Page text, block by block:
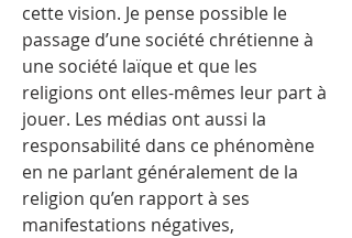
cette vision. Je pense possible le
passage d’une société chrétienne à
une société laïque et que les
religions ont elles-mêmes leur part à
jouer. Les médias ont aussi la
responsabilité dans ce phénomène
en ne parlant généralement de la
religion qu’en rapport à ses
manifestations négatives,